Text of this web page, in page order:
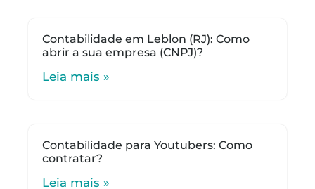
Contabilidade em Leblon (RJ): Como
abrir a sua empresa (CNPJ)?
Leia mais »
Contabilidade para Youtubers: Como
contratar?
Leia mais »